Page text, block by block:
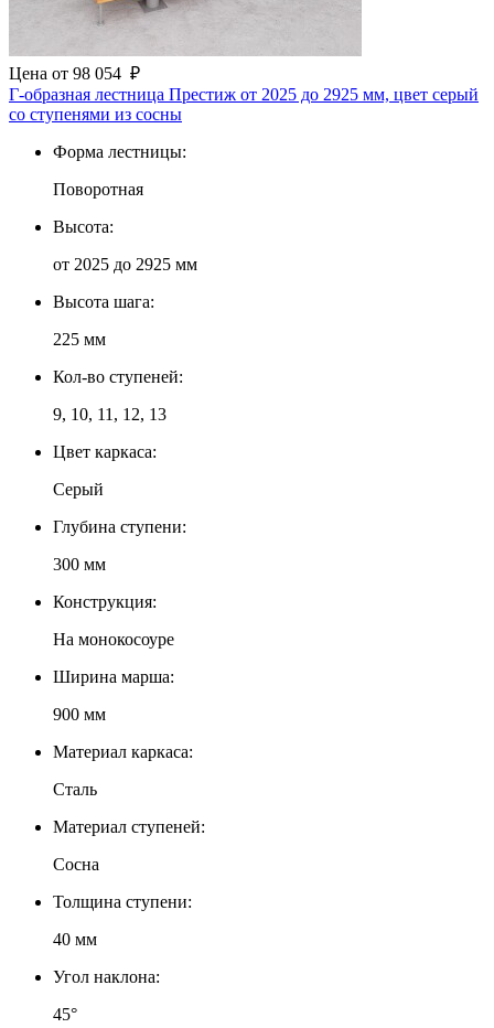
Цена от 98 054 ₽
Г-образная лестница Престиж от 2025 до 2925 мм, цвет серый
со ступенями из сосны
Форма лестницы:
Поворотная
Высота:
от 2025 до 2925 мм
Высота шага:
225 мм
Кол-во ступеней:
9, 10, 11, 12, 13
Цвет каркаса:
Серый
Глубина ступени:
300 мм
Конструкция:
На монокосоуре
Ширина марша:
900 мм
Материал каркаса:
Сталь
Материал ступеней:
Сосна
Толщина ступени:
40 мм
Угол наклона:
45°